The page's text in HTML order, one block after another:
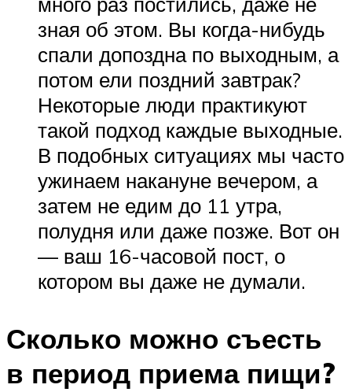
зная об этом. Вы когда-нибудь
спали допоздна по выходным, а
потом ели поздний завтрак?
Некоторые люди практикуют
такой подход каждые выходные.
В подобных ситуациях мы часто
ужинаем накануне вечером, а
затем не едим до 11 утра,
полудня или даже позже. Вот он
— ваш 16-часовой пост, о
котором вы даже не думали.
Сколько можно съесть
в период приема пищи?